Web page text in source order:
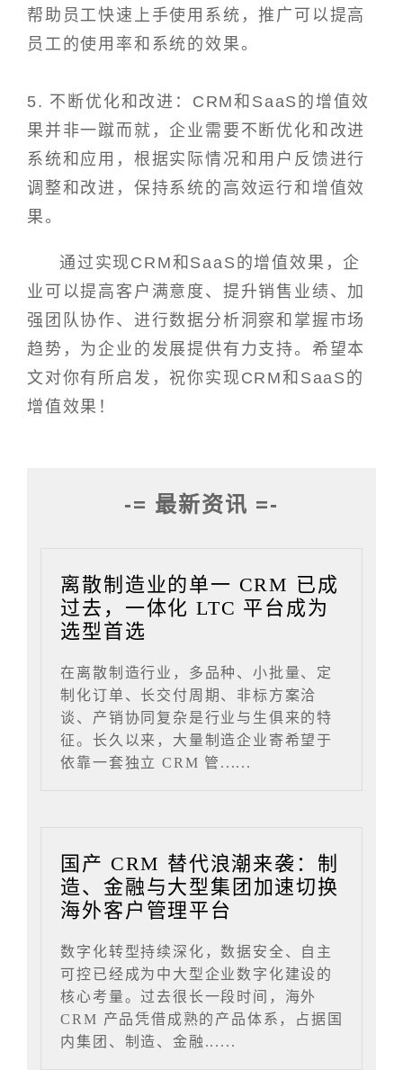
帮助员工快速上手使用系统，推广可以提高
员工的使用率和系统的效果。
5. 不断优化和改进：CRM和SaaS的增值效
果并非一蹴而就，企业需要不断优化和改进
系统和应用，根据实际情况和用户反馈进行
调整和改进，保持系统的高效运行和增值效
果。
通过实现CRM和SaaS的增值效果，企
业可以提高客户满意度、提升销售业绩、加
强团队协作、进行数据分析洞察和掌握市场
趋势，为企业的发展提供有力支持。希望本
文对你有所启发，祝你实现CRM和SaaS的
增值效果！
-= 最新资讯 =-
离散制造业的单一 CRM 已成
过去，一体化 LTC 平台成为
选型首选
在离散制造行业，多品种、小批量、定
制化订单、长交付周期、非标方案洽
谈、产销协同复杂是行业与生俱来的特
征。长久以来，大量制造企业寄希望于
依靠一套独立 CRM 管......
国产 CRM 替代浪潮来袭：制
造、金融与大型集团加速切换
海外客户管理平台
数字化转型持续深化，数据安全、自主
可控已经成为中大型企业数字化建设的
核心考量。过去很长一段时间，海外
CRM 产品凭借成熟的产品体系，占据国
内集团、制造、金融......